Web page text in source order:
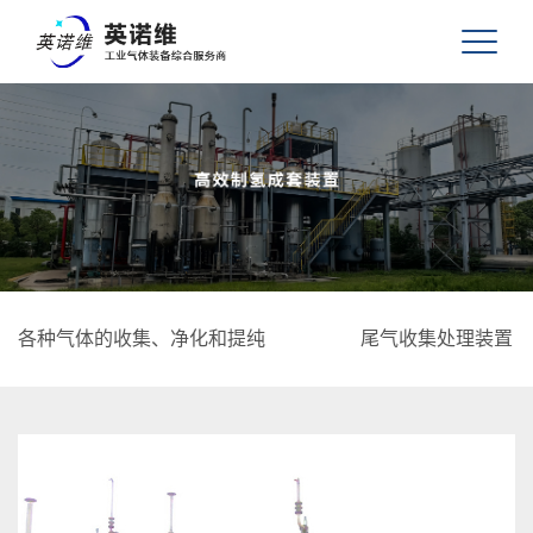
各种气体的收集、净化和提纯 尾气收集处理装置